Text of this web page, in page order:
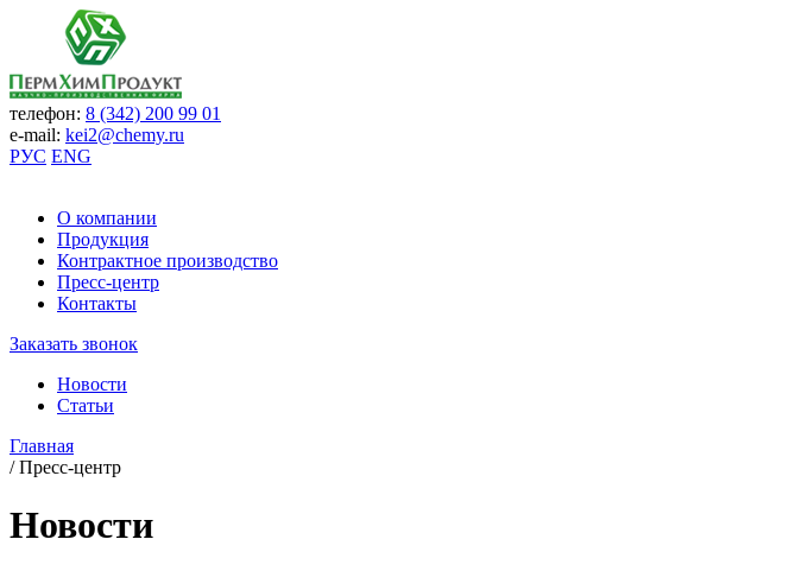
телефон: 8 (342) 200 99 01
e-mail: kei2@chemy.ru
РУС ENG
О компании
Продукция
Контрактное производство
Пресс-центр
Контакты
Заказать звонок
Новости
Статьи
Главная
/ Пресс-центр
Новости